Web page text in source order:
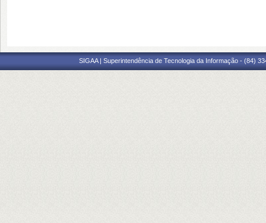
SIGAA | Superintendência de Tecnologia da Informação - (84)